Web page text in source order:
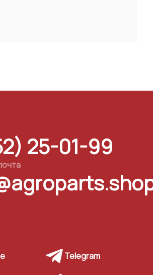
25-01-99
Telegram